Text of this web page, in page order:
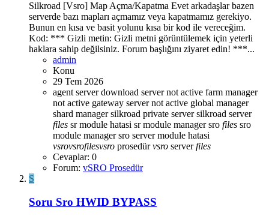
Silkroad [Vsro] Map Açma/Kapatma Evet arkadaşlar bazen
serverde bazı mapları açmamız veya kapatmamız gerekiyo.
Bunun en kısa ve basit yolunu kısa bir kod ile vereceğim.
Kod: *** Gizli metin: Gizli metni görüntülemek için yeterli
haklara sahip değilsiniz. Forum başlığını ziyaret edin! ***...
admin
Konu
29 Tem 2026
agent serverdownload server not active farm manager
not active gateway server not active global manager
shard managersilkroad private serversilkroad server
files sr module hatasi sr module managersro files sro
module managersro server module hatasi
vsrovsrofilesvsro prosedürvsro serverfiles
Cevaplar: 0
Forum: vSRO Prosedür
S
Soru Sro HWID BYPASS